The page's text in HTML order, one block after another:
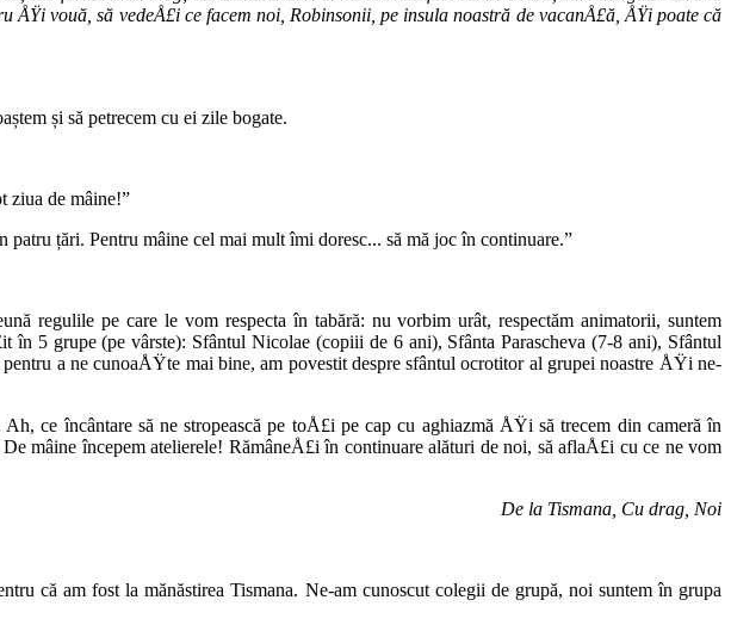
vouă, să vedeÅ£i ce facem noi, Robinsonii, pe insula noastră de vacanÅ£ă, ÅŸi poate că
și să petrecem cu ei zile bogate.
ziua de mâine!”
țări. Pentru mâine cel mai mult îmi doresc... să mă joc în continuare.”
regulile pe care le vom respecta în tabără: nu vorbim urât, respectăm animatorii, suntem
5 grupe (pe vârste): Sfântul Nicolae (copiii de 6 ani), Sfânta Parascheva (7-8 ani), Sfântul
a ne cunoaÅŸte mai bine, am povestit despre sfântul ocrotitor al grupei noastre ÅŸi ne-
ce încântare să ne stropească pe toÅ£i pe cap cu aghiazmă ÅŸi să trecem din cameră în
mâine începem atelierele! RămâneÅ£i în continuare alături de noi, să aflaÅ£i cu ce ne vom
De la Tismana, Cu drag, Noi
că am fost la mănăstirea Tismana. Ne-am cunoscut colegii de grupă, noi suntem în grupa